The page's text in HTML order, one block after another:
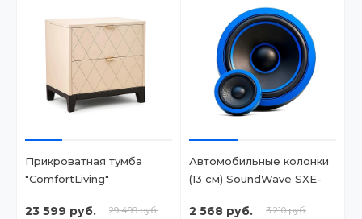
Прикроватная тумба
"ComfortLiving"
23 599 руб. 29 499 руб.
Автомобильные колонки
(13 см) SoundWave SXE-
2 568 руб. 3 210 руб.